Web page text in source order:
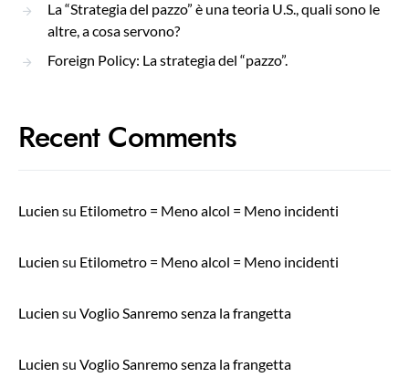
La “Strategia del pazzo” è una teoria U.S., quali sono le
altre, a cosa servono?
Foreign Policy: La strategia del “pazzo”.
Recent Comments
Lucien su Etilometro = Meno alcol = Meno incidenti
Lucien su Etilometro = Meno alcol = Meno incidenti
Lucien su Voglio Sanremo senza la frangetta
Lucien su Voglio Sanremo senza la frangetta